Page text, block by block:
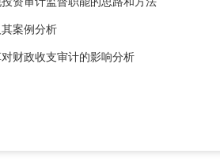
案例分析
财政收支审计的影响分析